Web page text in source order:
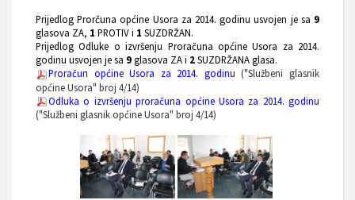
Prijedlog Prorčuna općine Usora za 2014. godinu usvojen je sa 9
glasova ZA, 1 PROTIV i 1 SUZDRŽAN.
Prijedlog Odluke o izvršenju Proračuna općine Usora za 2014.
godinu usvojen je sa 9glasova ZA i 2SUZDRŽANA glasa.
Proračun općine Usora za 2014. godinu ("Službeni glasnik
općine Usora" broj 4/14)
Odluka o izvršenju proračuna općine Usora za 2014. godinu
("Službeni glasnik općine Usora" broj 4/14)